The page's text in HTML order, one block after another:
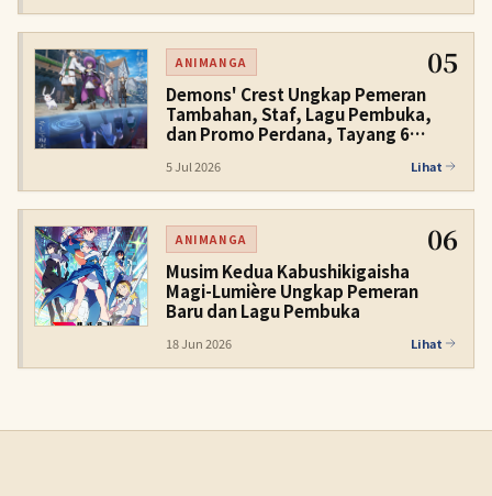
ANIMANGA 05
Demons' Crest Ungkap Pemeran
Tambahan, Staf, Lagu Pembuka,
dan Promo Perdana, Tayang 6
5 Jul 2026 Lihat
ANIMANGA 06
Musim Kedua Kabushikigaisha
Magi-Lumière Ungkap Pemeran
Baru dan Lagu Pembuka
18 Jun 2026 Lihat